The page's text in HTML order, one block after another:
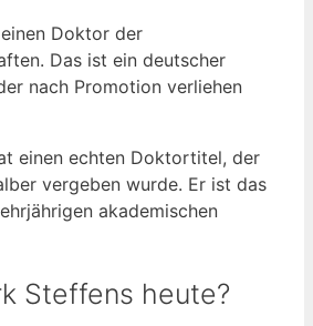
Doktor der
Das ist ein deutscher
nach Promotion verliehen
einen echten Doktortitel, der
vergeben wurde. Er ist das
akademischen
Steffens heute?